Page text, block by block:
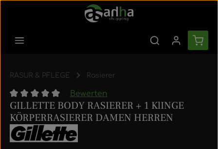
Zum Hauptinhalt springen
RASUR & PFLEGE Rasierer
Durchschnittliche Bewertung von 0 von 5 Sternen
Bewerten
GILLETTE BODY RASIERER + 1 KlINGE
KÖRPERRASIERER DAMEN HERREN